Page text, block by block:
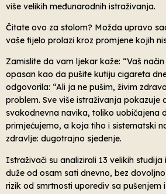
više velikih međunarodnih istraživanja.
Čitate ovo za stolom? Možda upravo
vaše tijelo prolazi kroz promjene kojih
Zamislite da vam ljekar kaže: “Vaš
opasan kao da pušite kutiju cigareta
odgovorila: “Ali ja ne pušim, živim
problem. Sve više istraživanja pokazuje
svakodnevna navika, toliko uobičajena
primjećujemo, a koja tiho i sistematski
zdravlje: dugotrajno sjedenje.
Istraživači su analizirali 13 velikih
duže od osam sati dnevno, bez
rizik od smrtnosti uporediv sa pušenjem